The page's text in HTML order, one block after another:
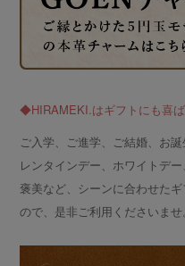
◆HIRAMEKI.はギフトにも喜
ご入学、ご進学、ご結婚、お
レンタインデー、ホワイトデ
褒美など、シーンに合わせた
ので、是非ご利用くださいませ